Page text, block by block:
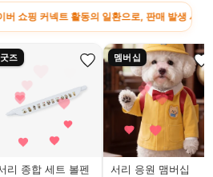
동의 일환으로, 판매 발생 시 수수료를
굿즈
리 종합 세트 볼펜
멤버십
서리 응원 맴버십